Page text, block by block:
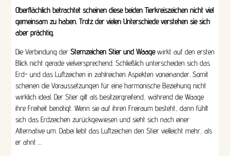
Oberflächlich betrachtet scheinen diese beiden Tierkreiszeichen nicht viel
gemeinsam zu haben. Trotz der vielen Unterschiede verstehen sie sich
aber prächtig.
Die Verbindung der Sternzeichen Stier und Waagewirkt auf den ersten
Blick nicht gerade vielversprechend. Schließlich unterscheiden sich das
Erd- und das Luftzeichen in zahlreichen Aspekten voneinander. Somit
scheinen die Voraussetzungen für eine harmonische Beziehung nicht
wirklich ideal. Der Stier gilt als besitzergreifend, während die Waage
ihre Freiheit benötigt. Wenn sie auf ihren Freiraum besteht, dann fühlt
sich das Erdzeichen zurückgewiesen und sieht sich nach einer
Alternative um. Dabei liebt das Luftzeichen den Stier vielleicht mehr, als
er ahnt …